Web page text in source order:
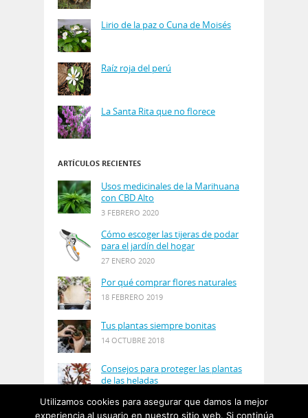
Lirio de la paz o Cuna de Moisés
Raíz roja del perú
La Santa Rita que no florece
ARTÍCULOS RECIENTES
Usos medicinales de la Marihuana
con CBD Alto
3 FEBRERO 2020
Cómo escoger las tijeras de podar
para el jardín del hogar
27 ENERO 2020
Por qué comprar flores naturales
18 FEBRERO 2019
Tus plantas siempre bonitas
14 OCTUBRE 2018
Consejos para proteger las plantas
de las heladas
Utilizamos cookies para asegurar que damos la mejor
experiencia al usuario en nuestro sitio web. Si continúa